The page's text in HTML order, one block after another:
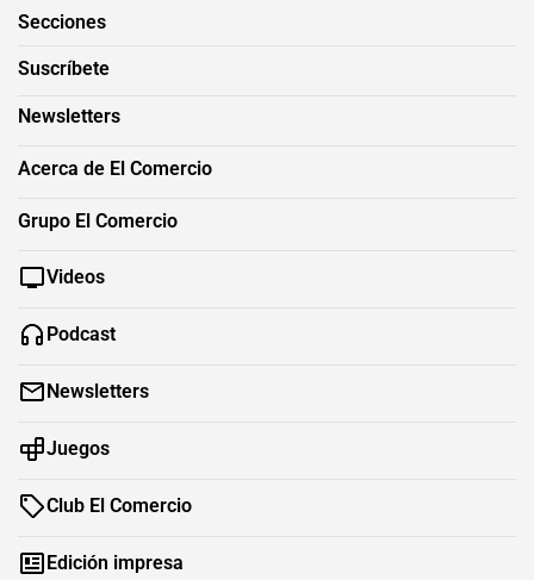
Secciones
Suscríbete
Newsletters
Acerca de El Comercio
Grupo El Comercio
Videos
Podcast
Newsletters
Juegos
Club El Comercio
Edición impresa